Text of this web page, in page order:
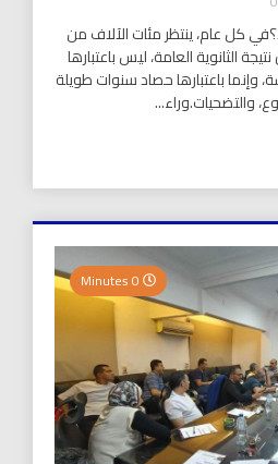
كل عام، ينتظر مئات الآلاف من
الثانوية العامة، ليس باعتبارها
وإنما باعتبارها حصاد سنوات طويلة
والتضحيات.وراء...